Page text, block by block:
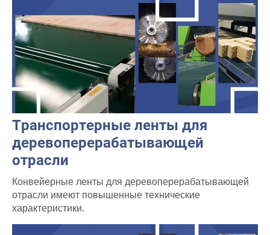
Транспортерные ленты для
деревоперерабатывающей
отрасли
Конвейерные ленты для деревоперерабатывающей
отрасли имеют повышенные технические
характеристики.